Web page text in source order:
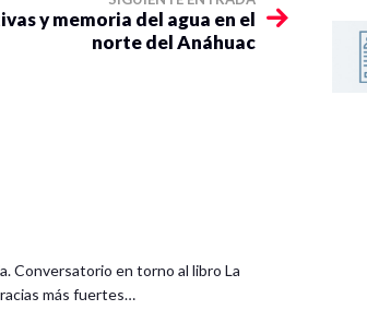
y memoria del agua en el
norte del Anáhuac
Conversatorio en torno al libro La
más fuertes…